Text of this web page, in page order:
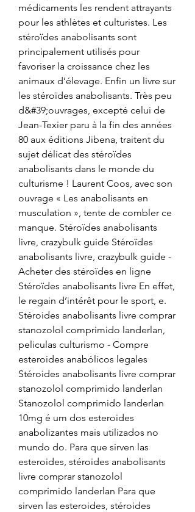
médicaments les rendent attrayants
pour les athlètes et culturistes. Les
stéroïdes anabolisants sont
principalement utilisés pour
favoriser la croissance chez les
animaux d’élevage. Enfin un livre sur
les stéroïdes anabolisants. Très peu
d&#39;ouvrages, excepté celui de
Jean-Texier paru à la fin des années
80 aux éditions Jibena, traitent du
sujet délicat des stéroïdes
anabolisants dans le monde du
culturisme ! Laurent Coos, avec son
ouvrage « Les anabolisants en
musculation », tente de combler ce
manque. Stéroïdes anabolisants
livre, crazybulk guide Stéroïdes
anabolisants livre, crazybulk guide -
Acheter des stéroïdes en ligne
Stéroïdes anabolisants livre En effet,
le regain d’intérêt pour le sport, e.
Stéroides anabolisants livre comprar
stanozolol comprimido landerlan,
peliculas culturismo - Compre
esteroides anabólicos legales
Stéroides anabolisants livre comprar
stanozolol comprimido landerlan
Stanozolol comprimido landerlan
10mg é um dos esteroides
anabolizantes mais utilizados no
mundo do. Para que sirven las
esteroides, stéroides anabolisants
livre comprar stanozolol
comprimido landerlan Para que
sirven las esteroides, stéroides